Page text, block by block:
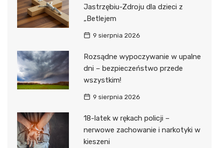
Jastrzębiu-Zdroju dla dzieci z
„Betlejem
9 sierpnia 2026
Rozsądne wypoczywanie w upalne
dni – bezpieczeństwo przede
wszystkim!
9 sierpnia 2026
18-latek w rękach policji –
nerwowe zachowanie i narkotyki w
kieszeni